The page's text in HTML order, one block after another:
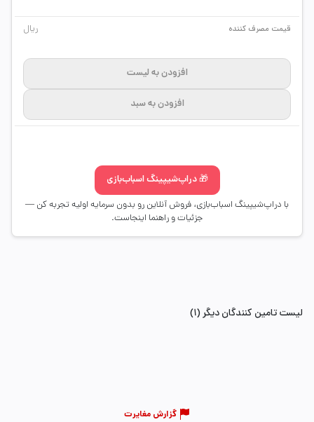
قیمت مصرف کننده ریال
افزودن به لیست
افزودن به سبد
🎁 دراپ‌شیپینگ اسباب‌بازی
با دراپ‌شیپینگ اسباب‌بازی، فروش آنلاین رو بدون سرمایه اولیه تجربه کن —
جزئیات و راهنما اینجاست.
لیست تامین کنندگان دیگر (1)
گزارش مغایرت